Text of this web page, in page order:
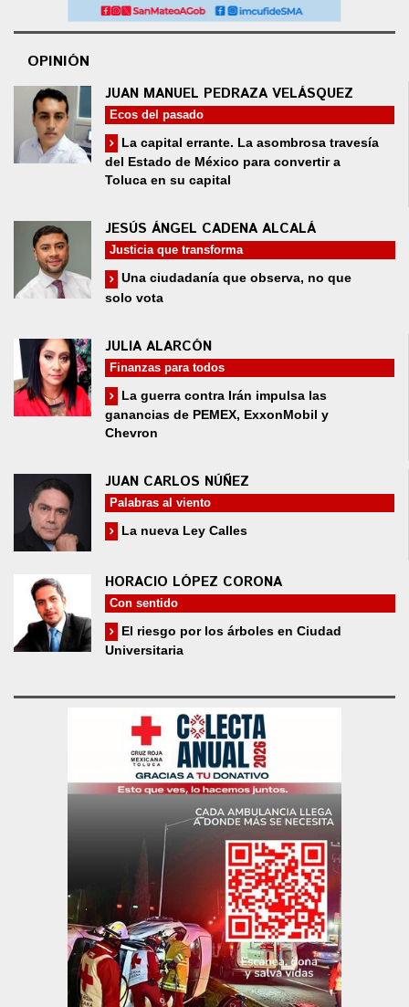
OPINIÓN
JUAN MANUEL PEDRAZA VELÁSQUEZ
Ecos del pasado
La capital errante. La asombrosa travesía
del Estado de México para convertir a
Toluca en su capital
JESÚS ÁNGEL CADENA ALCALÁ
Justicia que transforma
Una ciudadanía que observa, no que
solo vota
JULIA ALARCÓN
Finanzas para todos
La guerra contra Irán impulsa las
ganancias de PEMEX, ExxonMobil y
Chevron
JUAN CARLOS NÚÑEZ
Palabras al viento
La nueva Ley Calles
HORACIO LÓPEZ CORONA
Con sentido
El riesgo por los árboles en Ciudad
Universitaria